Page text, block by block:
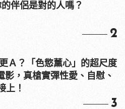
伴侶是對的人嗎？
2
Ａ？「色慾薰心」的超尺度
影，真槍實彈性愛、自慰、
上！
3